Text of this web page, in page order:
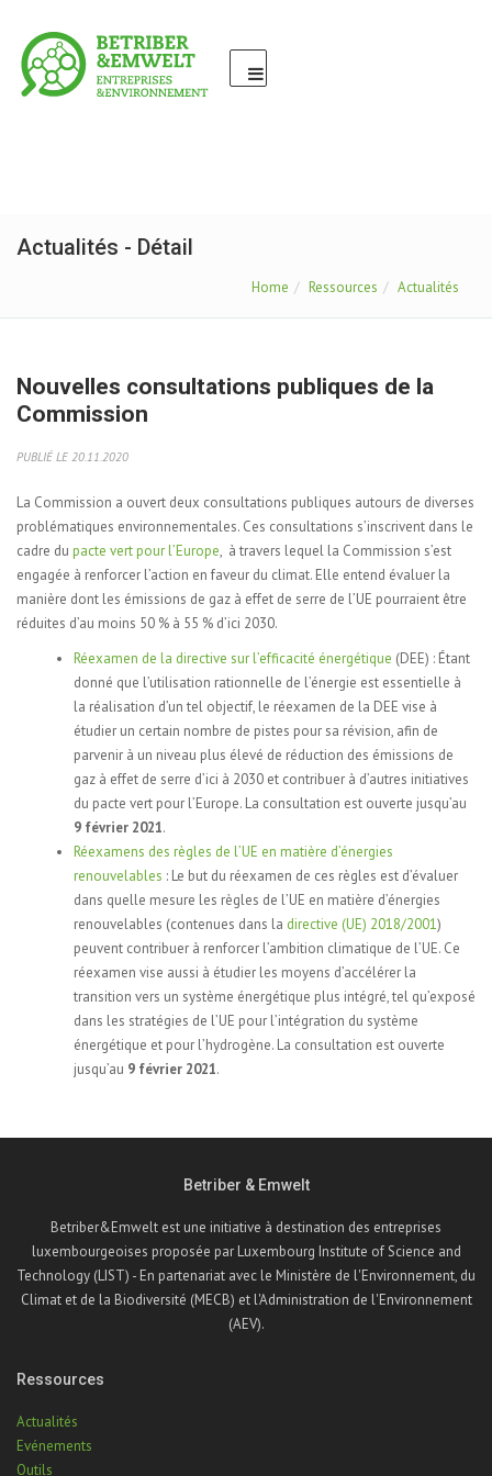
Actualités - Détail
Home Ressources Actualités
Nouvelles consultations publiques de la
Commission
PUBLIÉ LE 20.11.2020
La Commission a ouvert deux consultations publiques autours de diverses
problématiques environnementales. Ces consultations s’inscrivent dans le
cadre du pacte vert pour l’Europe, à travers lequel la Commission s’est
engagée à renforcer l’action en faveur du climat. Elle entend évaluer la
manière dont les émissions de gaz à effet de serre de l’UE pourraient être
réduites d’au moins 50 % à 55 % d’ici 2030.
Réexamen de la directive sur l’efficacité énergétique (DEE) : Étant
donné que l’utilisation rationnelle de l’énergie est essentielle à
la réalisation d’un tel objectif, le réexamen de la DEE vise à
étudier un certain nombre de pistes pour sa révision, afin de
parvenir à un niveau plus élevé de réduction des émissions de
gaz à effet de serre d’ici à 2030 et contribuer à d’autres initiatives
du pacte vert pour l’Europe. La consultation est ouverte jusqu’au
9 février 2021.
Réexamens des règles de l’UE en matière d’énergies
renouvelables : Le but du réexamen de ces règles est d’évaluer
dans quelle mesure les règles de l’UE en matière d’énergies
renouvelables (contenues dans la directive (UE) 2018/2001)
peuvent contribuer à renforcer l’ambition climatique de l’UE. Ce
réexamen vise aussi à étudier les moyens d’accélérer la
transition vers un système énergétique plus intégré, tel qu’exposé
dans les stratégies de l’UE pour l’intégration du système
énergétique et pour l’hydrogène. La consultation est ouverte
jusqu’au 9 février 2021.
Betriber & Emwelt
Betriber&Emwelt est une initiative à destination des entreprises
luxembourgeoises proposée par Luxembourg Institute of Science and
Technology (LIST) - En partenariat avec le Ministère de l'Environnement, du
Climat et de la Biodiversité (MECB) et l'Administration de l'Environnement
(AEV).
Ressources
Actualités
Evénements
Outils